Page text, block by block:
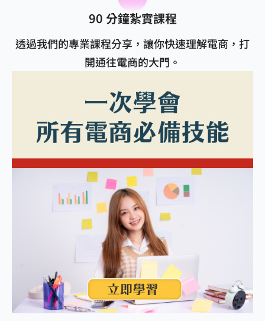
90 分鐘紮實課程
透過我們的專業課程分享，讓你快速理解電商，打
開通往電商的大門。